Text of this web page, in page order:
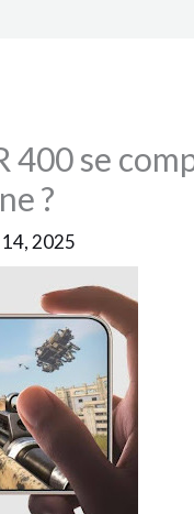
400 se
?
2025